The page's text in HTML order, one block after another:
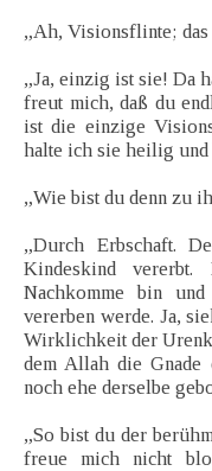
„Ah, Visionsflinte;
„Ja, einzig ist sie! Da
freut mich, daß du
ist die einzige
halte ich sie heilig
„Wie bist du denn zu
„Durch Erbschaft.
Kindeskind
Nachkomme bin
vererben werde. Ja,
Wirklichkeit der
dem Allah die Gnade
noch ehe derselbe
„So bist du der
freue mich nicht